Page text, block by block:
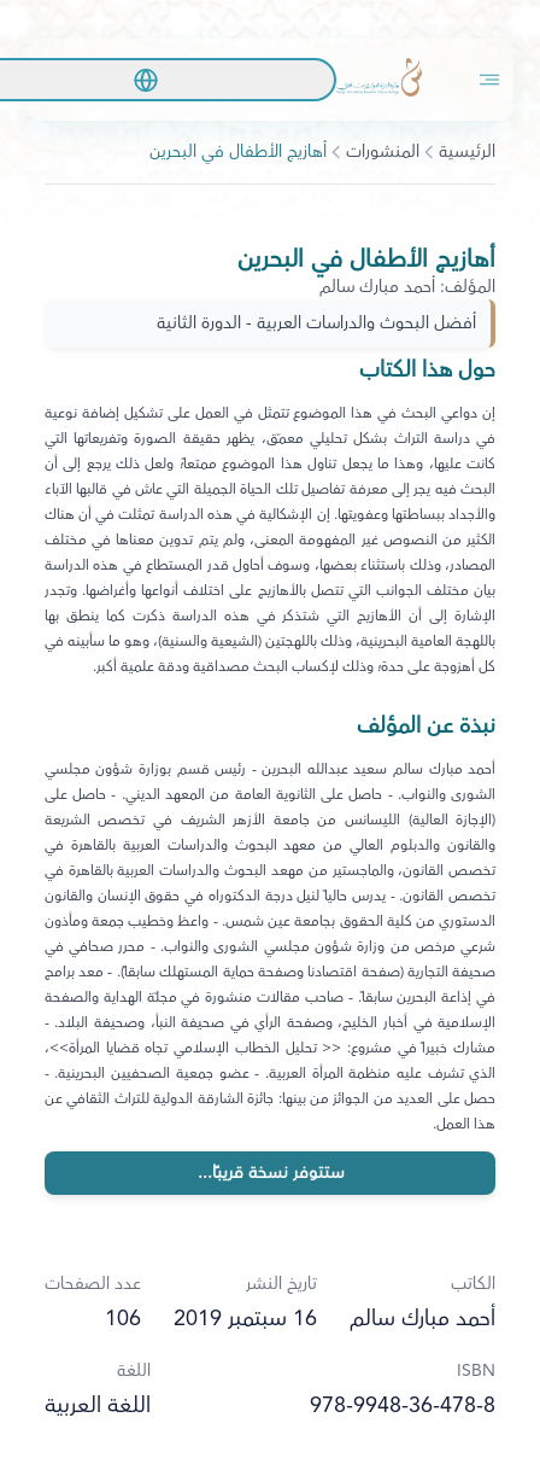
الرئيسية المنشورات أهازيج الأطفال في البحرين
أهازيج الأطفال في البحرين
المؤلف: أحمد مبارك سالم
أفضل البحوث والدراسات العربية - الدورة الثانية
حول هذا الكتاب
إن دواعي البحث في هذا الموضوع تتمثل في العمل على تشكيل إضافة نوعية
في دراسة التراث بشكل تحليلي معمّق، يظهر حقيقة الصورة وتفريعاتها التي
كانت عليها، وهذا ما يجعل تناول هذا الموضوع ممتعاً؛ ولعل ذلك يرجع إلى أن
البحث فيه يجر إلى معرفة تفاصيل تلك الحياة الجميلة التي عاش في قالبها الآباء
والأجداد ببساطتها وعفويتها. إن الإشكالية في هذه الدراسة تمثلت في أن هناك
الكثير من النصوص غير المفهومة المعنى، ولم يتم تدوين معناها في مختلف
المصادر، وذلك باستثناء بعضها، وسوف أحاول قدر المستطاع في هذه الدراسة
بيان مختلف الجوانب التي تتصل بالأهازيج على اختلاف أنواعها وأغراضها. وتجدر
الإشارة إلى أن الأهازيج التي شتذكر في هذه الدراسة ذكرت كما ينطق بها
باللهجة العامية البحرينية، وذلك باللهجتين (الشيعية والسنية)، وهو ما سأبينه في
كل أهزوجة على حدة؛ وذلك لإكساب البحث مصداقية ودقة علمية أكبر.
نبذة عن المؤلف
أحمد مبارك سالم سعيد عبدالله البحرين - رئيس قسم بوزارة شؤون مجلسي
الشورى والنواب. - حاصل على الثانوية العامة من المعهد الديني. - حاصل على
(الإجازة العالية) الليسانس من جامعة الأزهر الشريف في تخصص الشريعة
والقانون والدبلوم العالي من معهد البحوث والدراسات العربية بالقاهرة في
تخصص القانون، والماجستير من مهعد البحوث والدراسات العربية بالقاهرة في
تخصص القانون. - يدرس حالياً لنيل درجة الدكتوراه في حقوق الإنسان والقانون
الدستوري من كلية الحقوق بجامعة عين شمس. - واعظ وخطيب جمعة ومأذون
شرعي مرخص من وزارة شؤون مجلسي الشورى والنواب. - محرر صحافي في
صحيفة التجارية (صفحة اقتصادنا وصفحة حماية المستهلك سابقاً). - معد برامج
في إذاعة البحرين سابقاً. - صاحب مقالات منشورة في مجلّة الهداية والصفحة
الإسلامية في أخبار الخليج، وصفحة الرأي في صحيفة النبأ، وصحيفة البلاد. -
مشارك خبيراً في مشروع: << تحليل الخطاب الإسلامي تجاه قضايا المرأة>>،
الذي تشرف عليه منظمة المرأة العربية. - عضو جمعية الصحفيين البحرينية. -
حصل على العديد من الجوائز من بينها: جائزة الشارقة الدولية للتراث الثقافي عن
هذا العمل.
ستتوفر نسخة قريبًا...
الكاتب
أحمد مبارك سالم
تاريخ النشر
16 سبتمبر 2019
عدد الصفحات
106
ISBN
978-9948-36-478-8
اللغة
اللغة العربية